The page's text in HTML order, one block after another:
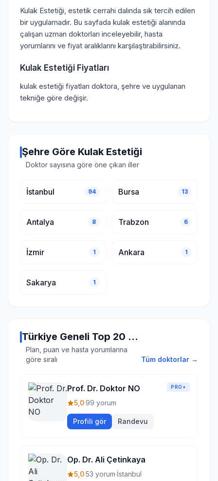
Kulak Estetiği, estetik cerrahi dalında sık tercih edilen
bir uygulamadır. Bu sayfada kulak estetiği alanında
çalışan uzman doktorları inceleyebilir, hasta
yorumlarını ve fiyat aralıklarını karşılaştırabilirsiniz.
Kulak Estetiği Fiyatları
kulak estetiği fiyatları doktora, şehre ve uygulanan
tekniğe göre değişir.
Şehre Göre Kulak Estetiği
Doktor sayısına göre öne çıkan iller
İstanbul 94 Bursa 13
Antalya 8 Trabzon 6
İzmir 1 Ankara 1
Sakarya 1
Türkiye Geneli Top 20 Doktor
Plan, puan ve hasta yorumlarına
göre sıralı
Tüm doktorlar →
Prof. Dr. Doktor NO PRO+
5,0·99 yorum
Profili gör Randevu
Op. Dr. Ali Çetinkaya
5,0·53 yorum·İstanbul